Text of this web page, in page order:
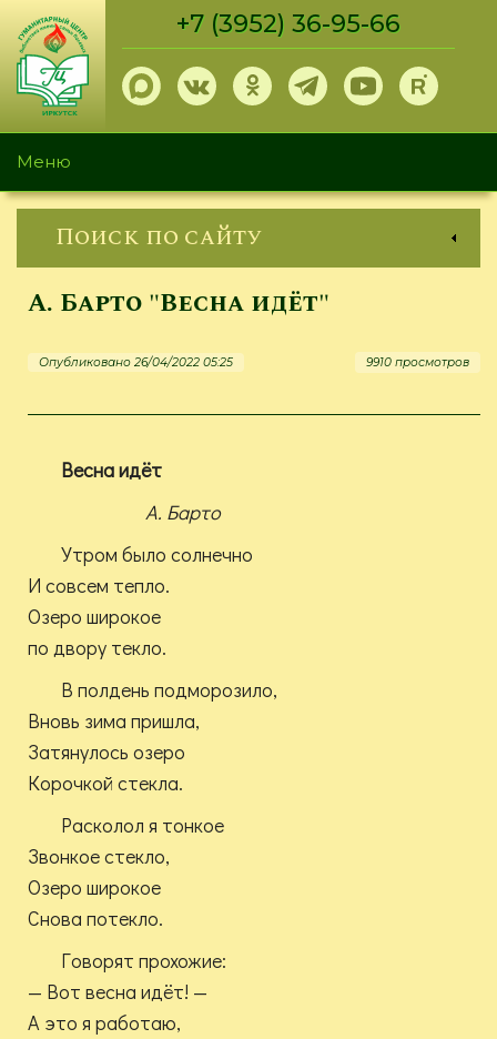
Перейти
основному
содержанию
+7 (3952) 36-95-66
Меню
Поиск по сайту
А. Барто "Весна идёт"
Опубликовано 26/04/2022 05:25 9910 просмотров
Весна идёт
А. Барто
Утром было солнечно
И совсем тепло.
Озеро широкое
по двору текло.
В полдень подморозило,
Вновь зима пришла,
Затянулось озеро
Корочкой стекла.
Расколол я тонкое
Звонкое стекло,
Озеро широкое
Снова потекло.
Говорят прохожие:
— Вот весна идёт! —
А это я работаю,